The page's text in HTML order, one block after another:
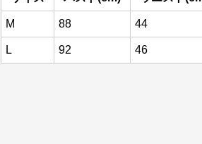
M 88 44
L 92 46